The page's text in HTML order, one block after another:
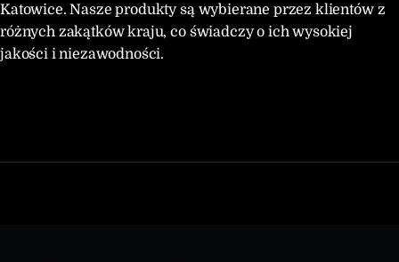
Katowice. Nasze produkty są wybierane przez klientów z
różnych zakątków kraju, co świadczy o ich wysokiej
jakości i niezawodności.